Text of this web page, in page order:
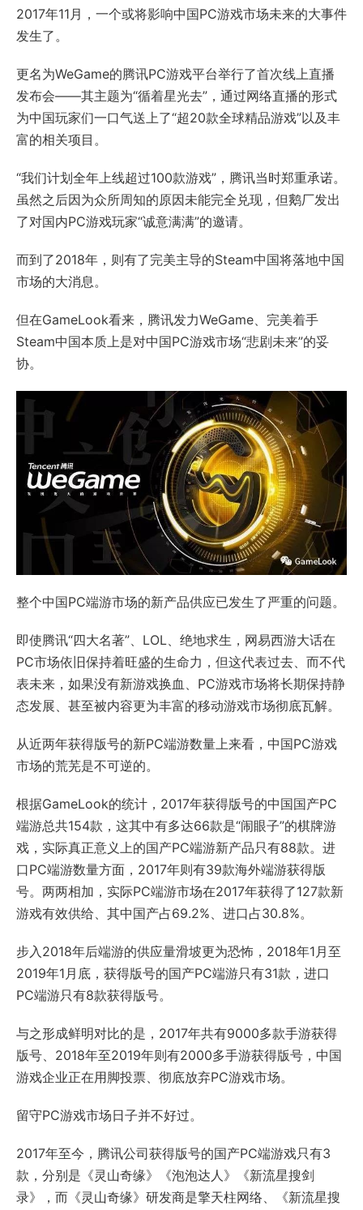
2017年11月，一个或将影响中国PC游戏市场未来的大事件
发生了。
更名为WeGame的腾讯PC游戏平台举行了首次线上直播
发布会——其主题为“循着星光去”，通过网络直播的形式
为中国玩家们一口气送上了“超20款全球精品游戏”以及丰
富的相关项目。
“我们计划全年上线超过100款游戏”，腾讯当时郑重承诺。
虽然之后因为众所周知的原因未能完全兑现，但鹅厂发出
了对国内PC游戏玩家“诚意满满”的邀请。
而到了2018年，则有了完美主导的Steam中国将落地中国
市场的大消息。
但在GameLook看来，腾讯发力WeGame、完美着手
Steam中国本质上是对中国PC游戏市场“悲剧未来”的妥
协。
整个中国PC端游市场的新产品供应已发生了严重的问题。
即使腾讯“四大名著”、LOL、绝地求生，网易西游大话在
PC市场依旧保持着旺盛的生命力，但这代表过去、而不代
表未来，如果没有新游戏换血、PC游戏市场将长期保持静
态发展、甚至被内容更为丰富的移动游戏市场彻底瓦解。
从近两年获得版号的新PC端游数量上来看，中国PC游戏
市场的荒芜是不可逆的。
根据GameLook的统计，2017年获得版号的中国国产PC
端游总共154款，这其中有多达66款是“闹眼子”的棋牌游
戏，实际真正意义上的国产PC端游新产品只有88款。进
口PC端游数量方面，2017年则有39款海外端游获得版
号。两两相加，实际PC端游市场在2017年获得了127款新
游戏有效供给、其中国产占69.2%、进口占30.8%。
步入2018年后端游的供应量滑坡更为恐怖，2018年1月至
2019年1月底，获得版号的国产PC端游只有31款，进口
PC端游只有8款获得版号。
与之形成鲜明对比的是，2017年共有9000多款手游获得
版号、2018年至2019年则有2000多手游获得版号，中国
游戏企业正在用脚投票、彻底放弃PC游戏市场。
留守PC游戏市场日子并不好过。
2017年至今，腾讯公司获得版号的国产PC端游戏只有3
款，分别是《灵山奇缘》《泡泡达人》《新流星搜剑
录》，而《灵山奇缘》研发商是擎天柱网络、《新流星搜